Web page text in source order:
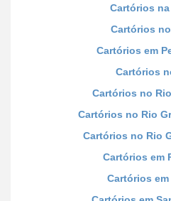
Cartórios na
Cartórios
Cartórios em
Cartórios
Cartórios no
Cartórios no Rio
Cartórios no Rio
Cartórios em
Cartórios em